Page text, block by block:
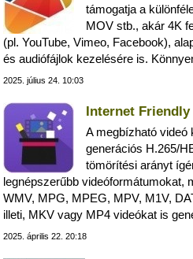
támogatja a
MOV stb., akár 4K
(pl. YouTube, Vimeo, Facebook),
és audiófájlok kezelésére is.
2025. július 24. 10:03
Internet Friendly
A megbízható videó
generációs H.265/
tömörítési arányt
legnépszerűbb videóformátumokat,
WMV, MPG, MPEG, MPV, M1V,
illeti, MKV vagy MP4 videókat is
2025. április 22. 20:18